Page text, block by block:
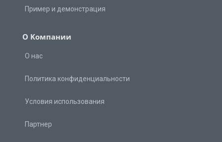
Пример и демонстрация
О Kомпании
О нас
Политика конфиденциальности
Условия использования
Партнер